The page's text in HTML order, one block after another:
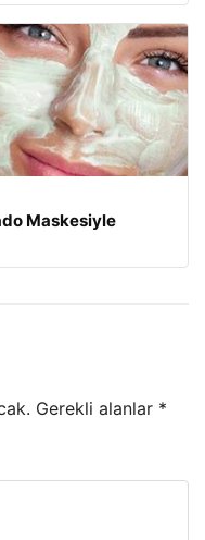
Maskesiyle
Gerekli alanlar *